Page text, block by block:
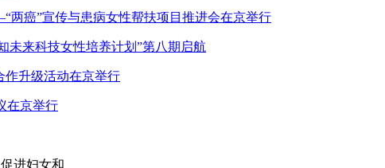
两癌”宣传与患病女性帮扶项目推进会在京举行
未来科技女性培养计划”第八期启航
作升级活动在京举行
在京举行
进妇女和